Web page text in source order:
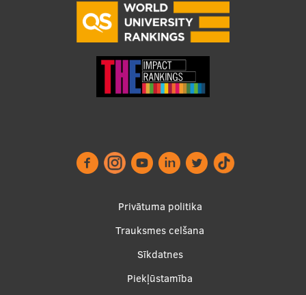
Privātuma politika
Trauksmes celšana
Sīkdatnes
Piekļūstamība